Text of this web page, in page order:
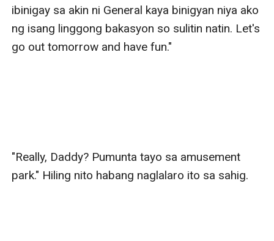
ibinigay sa akin ni General kaya binigyan niya ako
ng isang linggong bakasyon so sulitin natin. Let's
go out tomorrow and have fun."
"Really, Daddy? Pumunta tayo sa amusement
park." Hiling nito habang naglalaro ito sa sahig.